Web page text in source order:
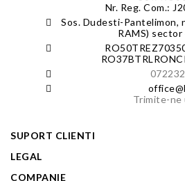
Nr. Reg. Com.:
Sos. Dudesti-Pantelimon,
RAMS)
Trimite-ne
SUPORT CLIENTI
LEGAL
COMPANIE